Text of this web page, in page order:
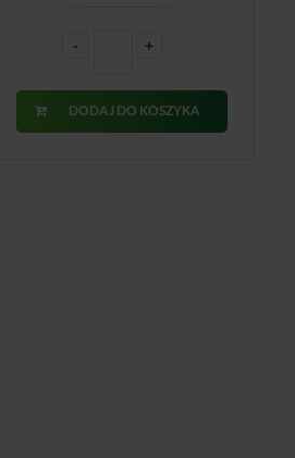
- +
DODAJ DO KOSZYKA